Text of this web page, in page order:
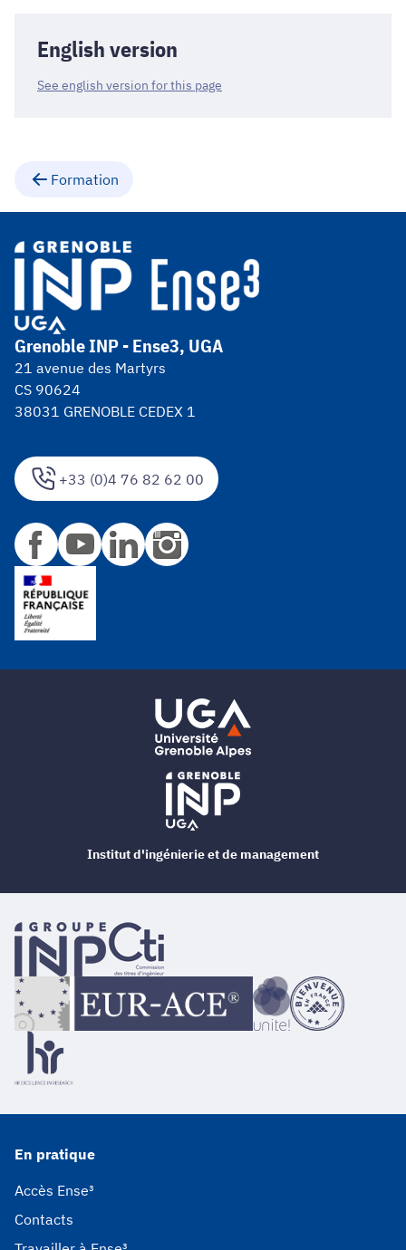
English version
See english version for this page
Formation
+33 (0)4 76 82 62 00
Grenoble INP - Ense3, UGA
21 avenue des Martyrs
CS 90624
38031 GRENOBLE CEDEX 1
En pratique
Accès Ense³
Contacts
Institut d'ingénierie et de management